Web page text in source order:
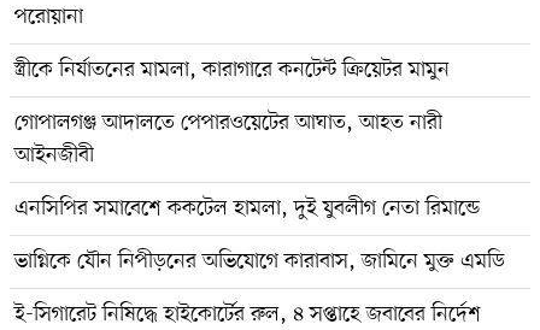
পরোয়ানা
স্ত্রীকে নির্যাতনের মামলা, কারাগারে কনটেন্ট ক্রিয়েটর মামুন
গোপালগঞ্জ আদালতে পেপারওয়েটের আঘাত, আহত নারী
আইনজীবী
এনসিপির সমাবেশে ককটেল হামলা, দুই যুবলীগ নেতা রিমান্ডে
ভাগ্নিকে যৌন নিপীড়নের অভিযোগে কারাবাস, জামিনে মুক্ত এমডি
ই-সিগারেট নিষিদ্ধে হাইকোর্টের রুল, ৪ সপ্তাহে জবাবের নির্দেশ